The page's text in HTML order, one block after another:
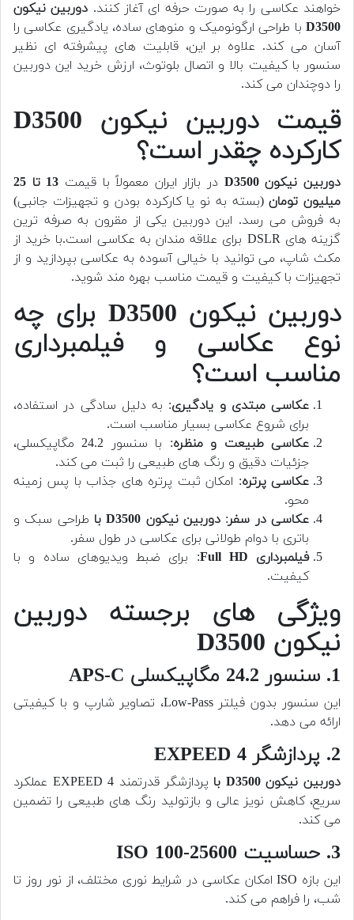
خواهند عکاسی را به صورت حرفه ای آغاز کنند. دوربین نیکون
D3500 با طراحی ارگونومیک و منوهای ساده، یادگیری عکاسی را
آسان می کند. علاوه بر این، قابلیت های پیشرفته ای نظیر
سنسور با کیفیت بالا و اتصال بلوتوث، ارزش خرید این دوربین
را دوچندان می کند.
قیمت دوربین نیکون D3500
کارکرده چقدر است؟
دوربین نیکون D3500 در بازار ایران معمولاً با قیمت
13 تا 25
میلیون تومان(بسته به نو یا کارکرده بودن و تجهیزات جانبی)
به فروش می رسد. این دوربین یکی از مقرون به صرفه ترین
گزینه های DSLR برای علاقه مندان به عکاسی است.
با خرید از
مکث شاپ، می توانید با خیالی آسوده به عکاسی بپردازید و از
تجهیزات با کیفیت و قیمت مناسب بهره مند شوید.
دوربین نیکون D3500 برای چه
نوع عکاسی و فیلمبرداری
مناسب است؟
عکاسی مبتدی و یادگیری: به دلیل سادگی در استفاده،
برای شروع عکاسی بسیار مناسب است.
عکاسی طبیعت و منظره
: با سنسور 24.2 مگاپیکسلی،
جزئیات دقیق و رنگ های طبیعی را ثبت می کند.
عکاسی پرتره: امکان ثبت پرتره های جذاب با پس زمینه
محو.
عکاسی در سفر: دوربین نیکون D3500 با
طراحی سبک و
باتری با دوام طولانی برای عکاسی در طول سفر.
فیلمبرداری Full HD
: برای ضبط ویدیوهای ساده و با
کیفیت.
ویژگی های برجسته دوربین
نیکون D3500
1. سنسور 24.2 مگاپیکسلی APS-C
این سنسور بدون فیلتر Low-Pass، تصاویر شارپ و با کیفیتی
ارائه می دهد.
2. پردازشگر EXPEED 4
دوربین نیکون D3500 با
پردازشگر قدرتمند EXPEED 4 عملکرد
سریع، کاهش نویز عالی و بازتولید رنگ های طبیعی را تضمین
می کند.
3. حساسیت ISO 100-25600
این بازه ISO امکان عکاسی در شرایط نوری مختلف، از نور روز تا
شب، را فراهم می کند.